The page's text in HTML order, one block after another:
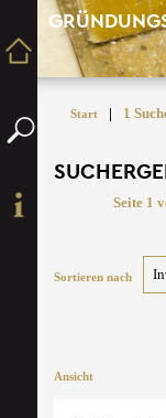
Start | 1
Seite 1
Sortieren nach
Ansicht